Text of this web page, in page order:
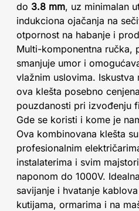
do 3.8 mm, uz minimalan
indukciona ojačanja na
otpornost na habanje i
Multi-komponentna ručka,
smanjuje umor i
vlažnim uslovima.
ova klešta posebno
pouzdanosti pri izvođenju
Gde se koristi i kome je
Ova kombinovana klešta
profesionalnim
instalaterima i svim
naponom do 1000V.
savijanje i hvatanje
kutijama, ormarima i na